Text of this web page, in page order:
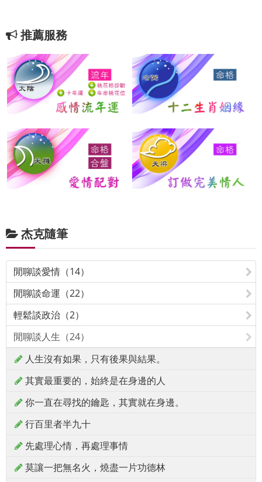
推薦服務
杰克隨筆
閒聊談愛情（14）
閒聊談命運（22）
輕鬆談政治（2）
閒聊談人生（24）
人生沒有如果，只有後果與結果。
其實最重要的，始終是在身邊的人
你一直在尋找的鑰匙，其實就在身邊。
行百里者半九十
先處理心情，再處理事情
莫讓一把無名火，燒盡一片功德林